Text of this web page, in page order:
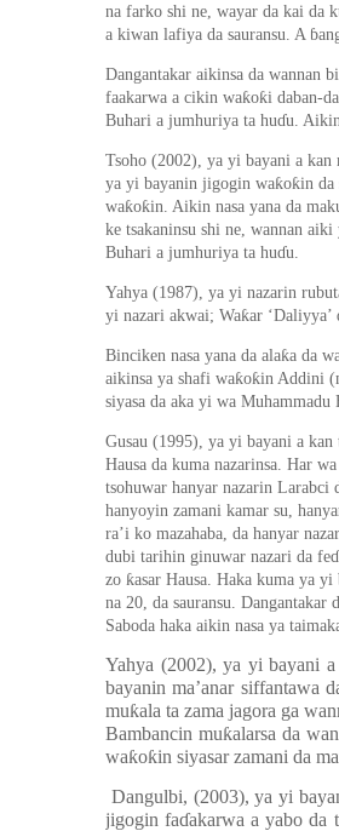
na farko shi ne, wayar da kai da
a kiwan lafiya da sauransu. A ɓ
Dangantakar aikinsa da wannan
faakarwa a cikin waƙoƙi daban-
Buhari a jumhuriya ta huɗu.
Tsoho (2002), ya yi bayani a kan
ya yi bayanin jigogin waƙoƙin da
waƙoƙin. Aikin nasa yana da
ke tsakaninsu shi ne, wannan
Buhari a jumhuriya ta huɗu.
Yahya (1987), ya yi nazarin
yi nazari akwai; Waƙar ‘Daliyya’
Binciken nasa yana da alaƙa da
aikinsa ya shafi waƙoƙin Addini
siyasa da aka yi wa
Gusau (1995), ya yi bayani a
Hausa da kuma nazarinsa. Har
tsohuwar hanyar nazarin Larabci
hanyoyin zamani kamar su,
ra’i ko mazahaba, da hanyar
dubi tarihin ginuwar nazari da feɗ
zo ƙasar Hausa. Haka kuma ya
na 20, da sauransu. Dangantakar
Saboda haka aikin nasa ya
Yahya (2002), ya yi bayani
bayanin ma’anar siffantawa
muƙala ta zama jagora ga
Bambancin muƙalarsa da
waƙoƙin siyasar zamani da
Dangulbi, (2003), ya yi
jigogin faɗakarwa a yabo da